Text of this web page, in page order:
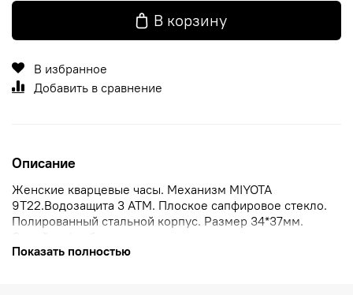
В корзину
В избранное
Добавить в сравнение
Описание
Женские кварцевые часы. Механизм MIYOTA
9T22.Водозащита 3 ATM. Плоское сапфировое стекло.
Полированный стальной корпус. Размер 34*37мм.
Синий циферблат с гильошированием в виде солнечных
лучей. Браслет миланское плетение синего цвета 16мм.
Показать полностью